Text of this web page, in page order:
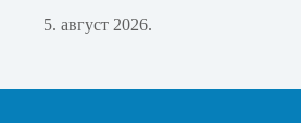
5. август 2026.